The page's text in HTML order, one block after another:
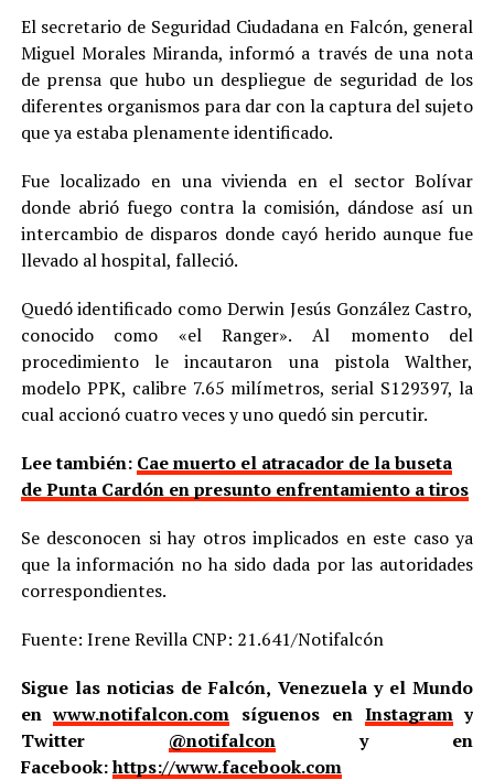
El secretario de Seguridad Ciudadana en Falcón, general
Miguel Morales Miranda, informó a través de una nota
de prensa que hubo un despliegue de seguridad de los
diferentes organismos para dar con la captura del sujeto
que ya estaba plenamente identificado.
Fue localizado en una vivienda en el sector Bolívar
donde abrió fuego contra la comisión, dándose así un
intercambio de disparos donde cayó herido aunque fue
llevado al hospital, falleció.
Quedó identificado como Derwin Jesús González Castro,
conocido como «el Ranger». Al momento del
procedimiento le incautaron una pistola Walther,
modelo PPK, calibre 7.65 milímetros, serial S129397, la
cual accionó cuatro veces y uno quedó sin percutir.
Lee también: Cae muerto el atracador de la buseta
de Punta Cardón en presunto enfrentamiento a tiros
Se desconocen si hay otros implicados en este caso ya
que la información no ha sido dada por las autoridades
correspondientes.
Fuente: Irene Revilla CNP: 21.641/Notifalcón
Sigue las noticias de Falcón, Venezuela y el Mundo
enwww.notifalcon.com síguenos en Instagramy
Twitter @notifalcony en
Facebook:https://www.facebook.com